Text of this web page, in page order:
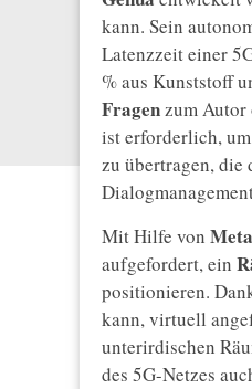
kann. Sein
Latenzzeit einer
% aus Kunststoff
Fragenzum Autor
ist erforderlich,
zu übertragen, die
Mit Hilfe von
aufgefordert, ein
positionieren.
kann, virtuell
unterirdischen
des 5G-Netzes